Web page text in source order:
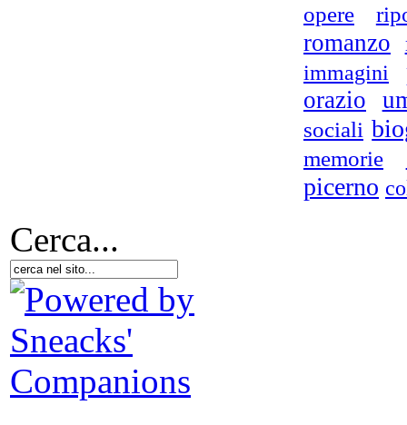
opere
romanzo
immagini
orazio
sociali
memorie
picerno
Cerca...